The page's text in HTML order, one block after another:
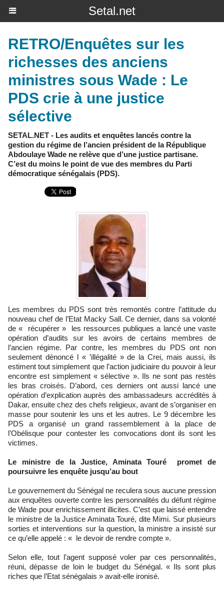
Setal.net
RETRO/Enquêtes sur les
richesses des anciens
ministres sous Wade : Le
PDS crie à une justice
sélective
SETAL.NET - Les audits et enquêtes lancés contre la
gestion du régime de l’ancien président de la République
Abdoulaye Wade ne relève que d’une justice partisane.
C’est du moins le point de vue des membres du Parti
démocratique sénégalais (PDS).
Les membres du PDS sont très remontés contre l’attitude du
nouveau chef de l’Etat Macky Sall. Ce dernier, dans sa volonté
de « récupérer » les ressources publiques a lancé une vaste
opération d’audits sur les avoirs de certains membres de
l’ancien régime. Par contre, les membres du PDS ont non
seulement dénoncé l « ’illégalité » de la Crei, mais aussi, ils
estiment tout simplement que l’action judiciaire du pouvoir à leur
encontre est simplement « sélective ». Ils ne sont pas restés
les bras croisés. D’abord, ces derniers ont aussi lancé une
opération d’explication auprès des ambassadeurs accrédités à
Dakar, ensuite chez des chefs religieux, avant de s’organiser en
masse pour soutenir les uns et les autres. Le 9 décembre les
PDS a organisé un grand rassemblement à la place de
l’Obélisque pour contester les convocations dont ils sont les
victimes.
Le ministre de la Justice, Aminata Touré promet de
poursuivre les enquête jusqu’au bout
Le gouvernement du Sénégal ne reculera sous aucune pression
aux enquêtes ouverte contre les personnalités du défunt régime
de Wade pour enrichissement illicites. C’est que laissé entendre
le ministre de la Justice Aminata Touré, dite Mimi. Sur plusieurs
sorties et interventions sur la question, la ministre a insisté sur
ce qu’elle appelé : « le devoir de rendre compte ».
Selon elle, tout l’agent supposé voler par ces personnalités,
réuni, dépasse de loin le budget du Sénégal. « Ils sont plus
riches que l’Etat sénégalais » avait-elle ironisé.